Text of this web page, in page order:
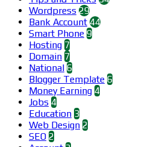
Wordpress 29
Bank Account 44
Smart Phone 9
Hosting 7
Domain 7
National 6
Blogger Template 6
Money Earning 4
Jobs 4
Education 3
Web Design 2
SEO 2